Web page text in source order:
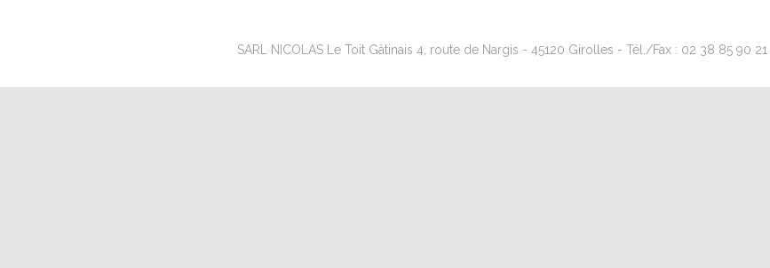
SARL NICOLAS Le Toit Gâtinais 4, route de Nargis - 45120 Girolles - Tél./Fax : 02 38 85 90